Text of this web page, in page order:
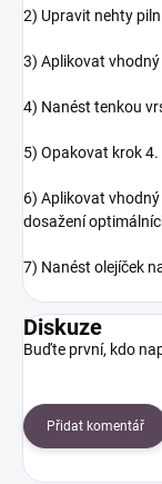
2) Upravit nehty
3) Aplikovat vhodný
4) Nanést tenkou
5) Opakovat krok 4.
6) Aplikovat vhodný
dosažení
7) Nanést olejíček
Diskuze
Buďte první, kdo
Přidat komentář